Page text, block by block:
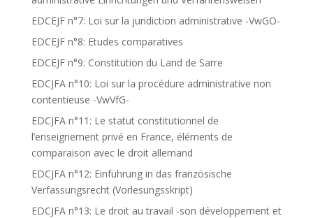
EDCEJF n°7: Loi sur la juridiction administrative -VwGO-
EDCEJF n°8: Etudes comparatives
EDCEJF n°9: Constitution du Land de Sarre
EDCJFA n°10: Loi sur la procédure administrative non
contentieuse -VwVfG-
EDCJFA n°11: Le statut constitutionnel de
l’enseignement privé en France, éléments de
comparaison avec le droit allemand
EDCJFA n°12: Einführung in das französische
Verfassungsrecht (Vorlesungsskript)
EDCJFA n°13: Le droit au travail -son développement et